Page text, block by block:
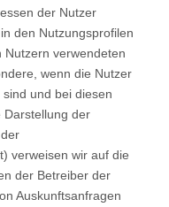
der Nutzer
den Nutzungsprofilen
verwendeten
wenn die Nutzer
und bei diesen
Darstellung der
verweisen wir auf die
der Betreiber der
Auskunftsanfragen